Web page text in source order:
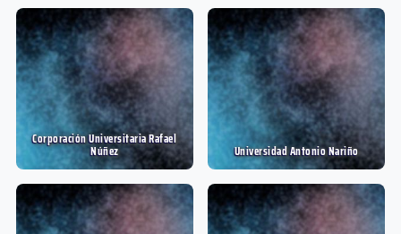
Corporación Universitaria Rafael
Núñez Universidad Antonio Nariño